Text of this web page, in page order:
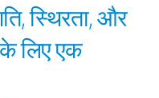
स्थिरता, और
लिए एक